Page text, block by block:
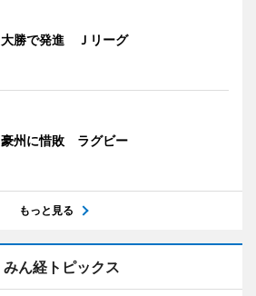
勝で発進 Ｊリーグ
豪州に惜敗 ラグビー
もっと見る
みん経トピックス